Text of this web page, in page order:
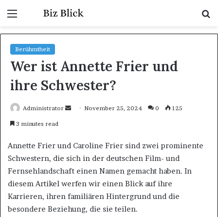
Menu
Berühmtheit
Wer ist Annette Frier und
ihre Schwester?
Administrator
SendNovember 25, 2024 0 125
3 minutes read
Annette Frier und Caroline Frier sind zwei prominente
Schwestern, die sich in der deutschen Film- und
Fernsehlandschaft einen Namen gemacht haben. In
diesem Artikel werfen wir einen Blick auf ihre
Karrieren, ihren familiären Hintergrund und die
besondere Beziehung, die sie teilen.